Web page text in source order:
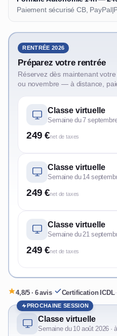
Paiement sécurisé CB, PayPal|
RENTRÉE 2026
Préparez votre rentrée
Réservez dès maintenant
ou novembre — à distance,
Classe virtuelle
Semaine du 7
249 €net de taxes
Classe virtuelle
Semaine du 14
249 €net de taxes
Classe virtuelle
Semaine du 21
249 €net de taxes
4,8/5 · 6 avis· Certification ICDL·
PROCHAINE SESSION
Classe virtuelle
Semaine du 10 août 2026 ·